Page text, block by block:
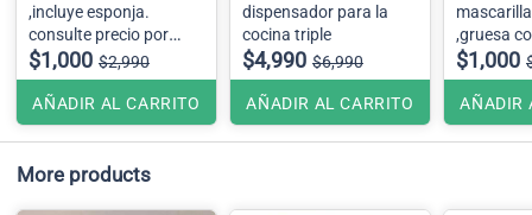
,incluye esponja.
consulte precio por
embalaje .
$1,000 $2,990
AÑADIR AL CARRITO
dispensador para la
cocina triple
$4,990 $6,990
AÑADIR AL CARRITO
,gruesa
blanco
$1,000
AÑADIR
More products